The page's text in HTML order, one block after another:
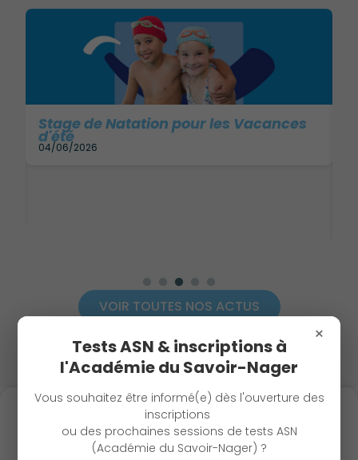
Stage de Natation pour les Vacances
d'été
04/06/2026
VOIR TOUTES NOS ACTUS
×
Tests ASN & inscriptions à
l'Académie du Savoir-Nager
Vous souhaitez être informé(e) dès l'ouverture des
inscriptions
ou des prochaines sessions de tests ASN
(Académie du Savoir-Nager) ?